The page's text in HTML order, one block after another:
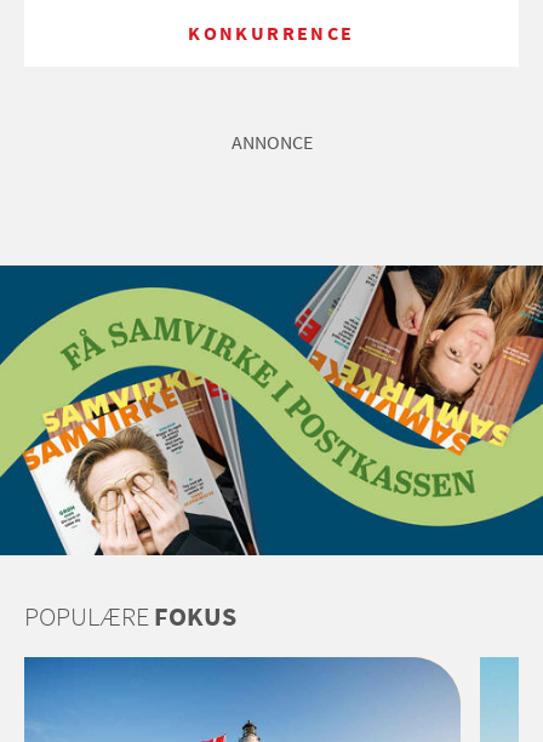
KONKURRENCE
ANNONCE
POPULÆREFOKUS